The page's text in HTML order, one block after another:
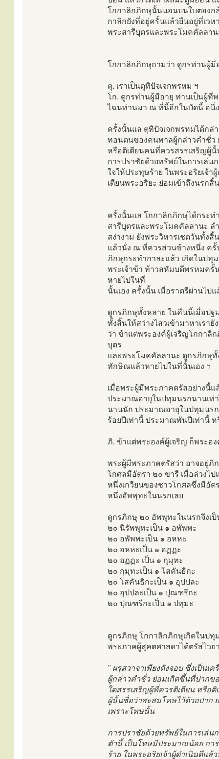
โกกาลิกภิกษุนั้นนอนบนใบตองก
กาลิกยังที่อยู่ครั้นแล้วยืนอยู่ที่เวห
พระสารีบุตรและพระโมคคัลลาน
โกกาลิกภิกษุถามว่า ดูกรท่านผู้มี
ตุ. เราเป็นตุทิปัจเจกพรหม ฯ
โก. ดูกรท่านผู้มีอายุ ท่านเป็นผู้ที่
ไฉนท่านมา ณ ที่นี้อีกในบัดนี้ อนึ่
ครั้งนั้นแล ตุทิปัจเจกพรหมได้กล่
ทอนตนของคนพาลผู้กล่าวคำชั่ว
หรือติเตียนคนที่ควรสรรเสริญผู้
การปราชัยด้วยทรัพย์ในการเล่
ใจให้ประทุษร้าย ในพระอริยเจ้
เตียนพระอริยะ ย่อมเข้าถึงนร
ครั้งนั้นแล โกกาลิกภิกษุได้กระท
สารีบุตรและพระโมคคัลลานะ
สง่างาม ยังพระวิหารเชตวันทั้งสิ้
แล้วนั่ง ณ ที่ควรส่วนข้างหนึ่ง ครั้
ภิกษุกระทำกาละแล้ว เกิดในปทุ
พระเจ้าข้า ท้าวสหัมบดีพรหมค
หายไปในที่
นั้นเอง ครั้งนั้น เมื่อราตรีผ่านไ
ดูกรภิกษุทั้งหลาย ในคืนนี้เมื่อปฐ
ทั้งสิ้นให้สว่างไสวเข้ามาหาเรา
ว่า ข้าแต่พระองค์ผู้เจริญโกกาลิ
บุตร
และพระโมคคัลลานะ ดูกรภิกษุ
ทักษิณแล้วหายไปในที่นั้นเอง ฯ
เมื่อพระผู้มีพระภาคตรัสอย่างนี้
ประมาณอายุในปทุมนรกนานเท่
นานนัก ประมาณอายุในปทุมนร
ร้อยปีเท่านี้ ประมาณพันปีเท่านี้
ภิ. ข้าแต่พระองค์ผู้เจริญ ก็พระอง
พระผู้มีพระภาคตรัสว่า อาจอยู่ภิ
โกศลมีอัตรา ๒๐ ขารี เมื่อล่วงไ
หนึ่งเกวียนของชาวโกศลซึ่งมีอั
หนึ่งอัพพุทะในนรกเลย
ดูกรภิกษุ ๒๐ อัพพุทะในนรกจึงเ
๒๐ นิรัพพุทะเป็น ๑ อพัพพะ
๒๐ อพัพพะเป็น ๑ อหหะ
๒๐ อหหะเป็น ๑ อฏฏะ
๒๐ อฏฏะ เป็น ๑ กุมุทะ
๒๐ กุมุทะเป็น ๑ โสคันธิกะ
๒๐ โสคันธิกะเป็น ๑ อุปปละ
๒๐ อุปปละเป็น ๑ ปุณฑรีกะ
๒๐ ปุณฑรีกะเป็น ๑ ปทุมะ
ดูกรภิกษุ โกกาลิกภิกษุเกิดในปทุ
พระภาคผู้สุคตศาสดาได้ตรัสไว
" ผรุสวาจาเพียงดังจอบ ซึ่งเป็น
ผู้กล่าวคำชั่ว ย่อมเกิดขึ้นที่ปากข
ใดสรรเสริญผู้ที่ควรติเตียน หรือ
ผู้นั้นชื่อว่าสะสมโทษไว้ด้วยปาก
เพราะโทษนั้น
การปราชัยด้วยทรัพย์ในการเล่น
ตัวนี้ เป็นโทษมีประมาณน้อย กา
ร้าย ในพระอริยเจ้าผู้ดำเนินดีแ